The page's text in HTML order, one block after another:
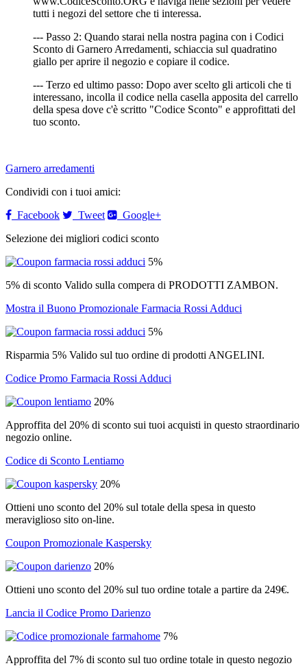
tutti i negozi del settore che ti interessa.
--- Passo 2: Quando starai nella nostra pagina con i Codici
Sconto di Garnero Arredamenti, schiaccia sul quadratino
giallo per aprire il negozio e copiare il codice.
--- Terzo ed ultimo passo: Dopo aver scelto gli articoli che ti
interessano, incolla il codice nella casella apposita del carrello
della spesa dove c'è scritto "Codice Sconto" e approfittati del
tuo sconto.
Garnero arredamenti
Condividi con i tuoi amici:
Facebook
Tweet
Google+
Selezione dei migliori codici sconto
5%
5% di sconto Valido sulla compera di PRODOTTI ZAMBON.
Mostra il Buono Promozionale Farmacia Rossi Adduci
5%
Risparmia 5% Valido sul tuo ordine di prodotti ANGELINI.
Codice Promo Farmacia Rossi Adduci
20%
Approffita del 20% di sconto sui tuoi acquisti in questo straordinario
negozio online.
Codice di Sconto Lentiamo
20%
Ottieni uno sconto del 20% sul totale della spesa in questo
meraviglioso sito on-line.
Coupon Promozionale Kaspersky
20%
Ottieni uno sconto del 20% sul tuo ordine totale a partire da 249€.
Lancia il Codice Promo Darienzo
7%
Approffita del 7% di sconto sul tuo ordine totale in questo negozio